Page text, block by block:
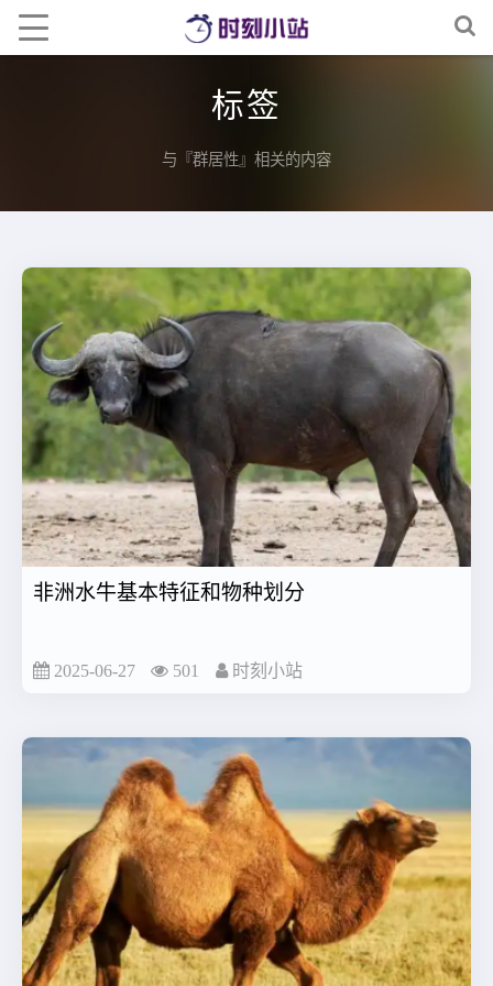
标签
与『群居性』相关的内容
非洲水牛基本特征和物种划分
2025-06-27 501 时刻小站